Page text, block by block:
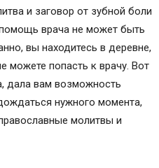
и заговор от зубной боли
врача не может быть
вы находитесь в деревне,
можете попасть к врачу. Вот
дала вам возможность
нужного момента,
молитвы и